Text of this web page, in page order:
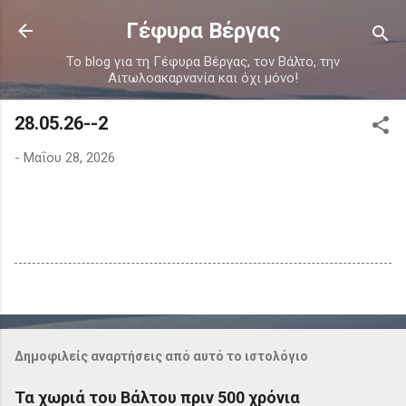
Μετάβαση στο κύριο περιεχόμενο
Γέφυρα Βέργας
Το blog για τη Γέφυρα Βέργας, τον Βάλτο, την
Αιτωλοακαρνανία και όχι μόνο!
28.05.26--2
- Μαΐου 28, 2026
Δημοφιλείς αναρτήσεις από αυτό το ιστολόγιο
Τα χωριά του Βάλτου πριν 500 χρόνια